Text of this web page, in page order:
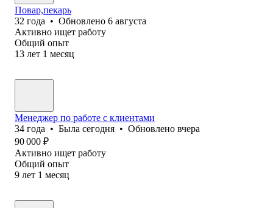
Повар,пекарь
32 года • Обновлено 6 августа
Активно ищет работу
Общий опыт
13 лет 1 месяц
Менеджер по работе с клиентами
34 года • Была сегодня • Обновлено вчера
90 000 ₽
Активно ищет работу
Общий опыт
9 лет 1 месяц